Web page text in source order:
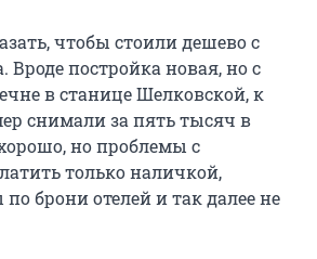
чтобы стоили дешево с
Вроде постройка новая, но с
в станице Шелковской, к
снимали за пять тысяч в
но проблемы с
только наличкой,
брони отелей и так далее не